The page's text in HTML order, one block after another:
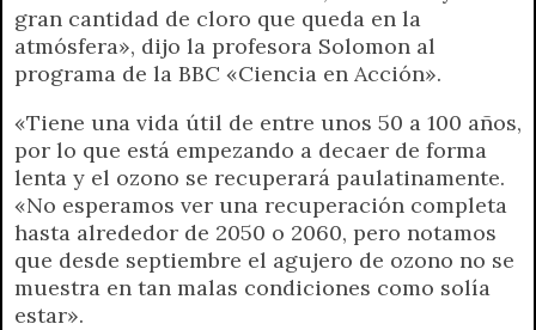
gran cantidad de cloro que queda en la
atmósfera», dijo la profesora Solomon al
programa de la BBC «Ciencia en Acción».
«Tiene una vida útil de entre unos 50 a 100 años,
por lo que está empezando a decaer de forma
lenta y el ozono se recuperará paulatinamente.
«No esperamos ver una recuperación completa
hasta alrededor de 2050 o 2060, pero notamos
que desde septiembre el agujero de ozono no se
muestra en tan malas condiciones como solía
estar».